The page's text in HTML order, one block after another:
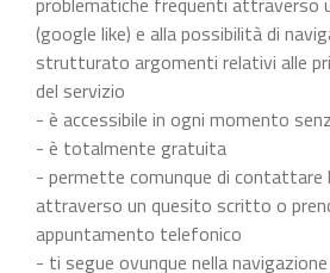
(google like) e alla possibilità di
strutturato argomenti relativi alle
del servizio
- è accessibile in ogni momento
- è totalmente gratuita
- permette comunque di contattare
attraverso un quesito scritto o
appuntamento telefonico
- ti segue ovunque nella navigazione